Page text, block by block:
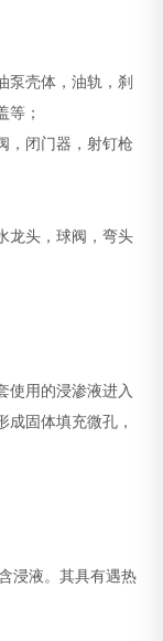
泵壳体，油轨，刹
等；
，闭门器，射钉枪
龙头，球阀，弯头
使用的浸渗液进入
固体填充微孔，
浸液。其具有遇热